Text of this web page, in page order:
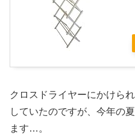
クロスドライヤーにかけら
していたのですが、今年の
ます…。